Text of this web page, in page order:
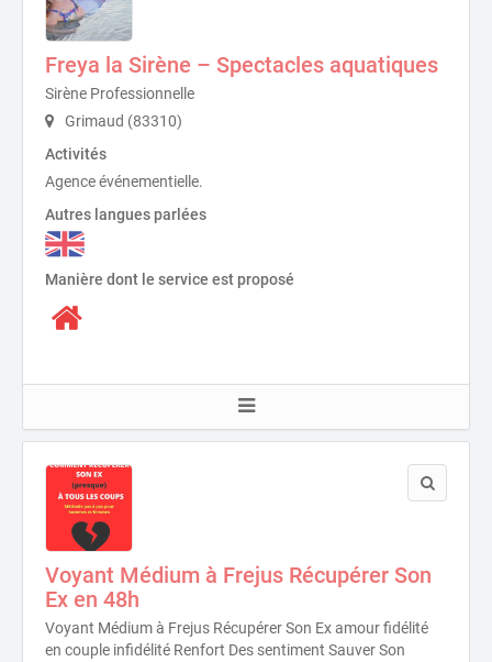
Freya la Sirène – Spectacles aquatiques
Sirène Professionnelle
Grimaud (83310)
Activités
Agence événementielle.
Autres langues parlées
Manière dont le service est proposé
Voyant Médium à Frejus Récupérer Son
Ex en 48h
Voyant Médium à Frejus Récupérer Son Ex amour fidélité
en couple infidélité Renfort Des sentiment Sauver Son